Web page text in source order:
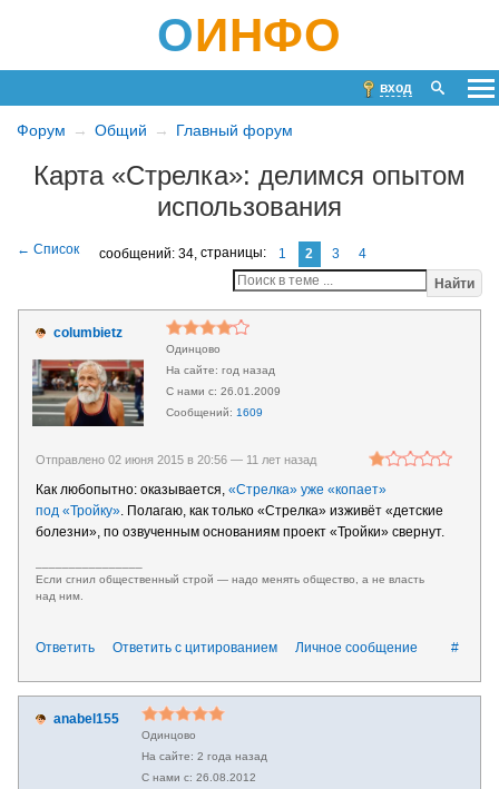
ОИНФО
вход
Форум Общий Главный форум
Карта «Стрелка»: делимся опытом
использования
сообщений: 34, страницы: 1 2 3
4
Найти
columbietz
Одинцово
год назад
26.01.2009
1609
Отправлено 02 июня 2015 в 20:56 — 11 лет назад
Как любопытно: оказывается, «Стрелка» уже «копает»
под «Тройку». Полагаю, как только «Стрелка» изживёт «детские
болезни», по озвученным основаниям проект «Тройки» свернут.
Если сгнил общественный строй — надо менять общество, а не власть
над ним.
#
Ответить Ответить с цитированием Личное сообщение
anabel155
Одинцово
2 года назад
26.08.2012